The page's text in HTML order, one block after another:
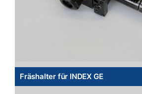
Fräshalter für INDEX GE